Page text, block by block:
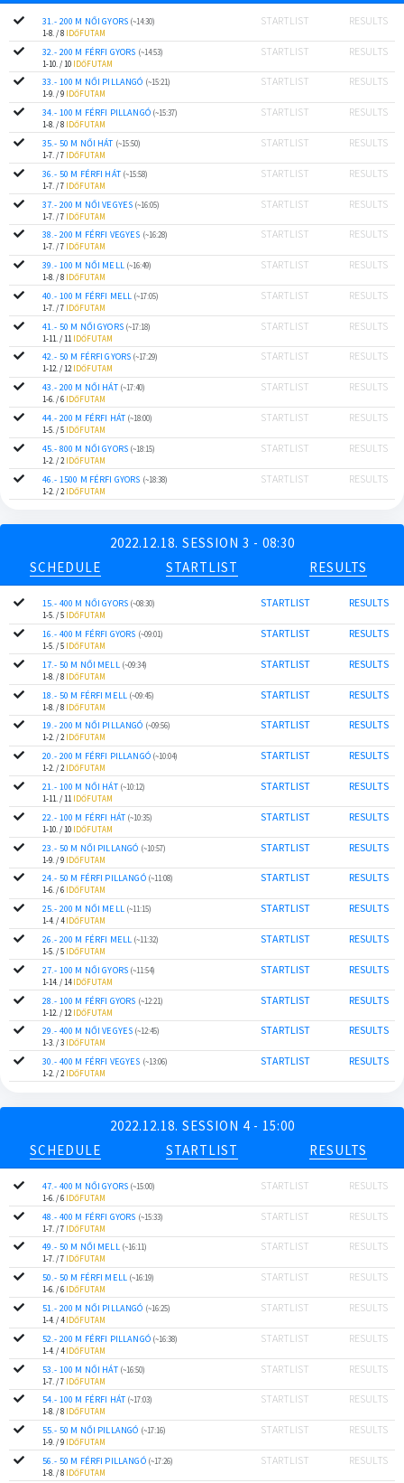
31.- 200 M NŐI GYORS (~14:30)
1-8. / 8 IDŐFUTAM
STARTLIST RESULTS
32.- 200 M FÉRFI GYORS (~14:53)
1-10. / 10 IDŐFUTAM
STARTLIST RESULTS
33.- 100 M NŐI PILLANGÓ (~15:21)
1-9. / 9
IDŐFUTAM
STARTLIST RESULTS
34.- 100 M FÉRFI PILLANGÓ (~15:37)
1-8. / 8 IDŐFUTAM
STARTLIST RESULTS
35.- 50 M NŐI HÁT (~15:50)
1-7. / 7 IDŐFUTAM
STARTLIST RESULTS
36.- 50 M FÉRFI HÁT (~15:58)
1-7. / 7 IDŐFUTAM
STARTLIST RESULTS
37.- 200 M NŐI VEGYES (~16:05)
1-7. / 7 IDŐFUTAM
STARTLIST RESULTS
38.- 200 M FÉRFI VEGYES (~16:28)
1-7. / 7 IDŐFUTAM
STARTLIST RESULTS
39.- 100 M NŐI MELL (~16:49)
1-8. / 8 IDŐFUTAM
STARTLIST RESULTS
40.- 100 M FÉRFI MELL (~17:05)
1-7. / 7 IDŐFUTAM
STARTLIST RESULTS
41.- 50 M NŐI GYORS (~17:18)
1-11. / 11 IDŐFUTAM
STARTLIST RESULTS
42.- 50 M FÉRFI GYORS (~17:29)
1-12. / 12 IDŐFUTAM
STARTLIST RESULTS
43.- 200 M NŐI HÁT (~17:40)
1-6. / 6 IDŐFUTAM
STARTLIST RESULTS
44.- 200 M FÉRFI HÁT (~18:00)
1-5. / 5 IDŐFUTAM
STARTLIST RESULTS
45.- 800 M NŐI GYORS (~18:15)
1-2. / 2 IDŐFUTAM
STARTLIST RESULTS
46.- 1500 M FÉRFI GYORS (~18:38)
1-2. / 2 IDŐFUTAM
STARTLIST RESULTS
2022.12.18. SESSION 3 - 08:30
SCHEDULE
STARTLIST RESULTS
15.- 400 M NŐI GYORS (~08:30)
1-5. / 5 IDŐFUTAM
STARTLIST RESULTS
16.- 400 M FÉRFI GYORS (~09:01)
1-5. / 5 IDŐFUTAM
STARTLIST RESULTS
17.- 50 M NŐI MELL (~09:34)
1-8. / 8 IDŐFUTAM
STARTLIST RESULTS
18.- 50 M FÉRFI MELL (~09:45)
1-8. / 8 IDŐFUTAM
STARTLIST RESULTS
19.- 200 M NŐI PILLANGÓ (~09:56)
1-2. / 2 IDŐFUTAM
STARTLIST RESULTS
20.- 200 M FÉRFI PILLANGÓ (~10:04)
1-2. / 2IDŐFUTAM
STARTLIST RESULTS
21.- 100 M NŐI HÁT (~10:12)
1-11. / 11 IDŐFUTAM
STARTLIST RESULTS
22.- 100 M FÉRFI HÁT (~10:35)
1-10. / 10 IDŐFUTAM
STARTLIST RESULTS
23.- 50 M NŐI PILLANGÓ (~10:57)
1-9. / 9 IDŐFUTAM
STARTLIST RESULTS
24.- 50 M FÉRFI PILLANGÓ (~11:08)
1-6. / 6
IDŐFUTAM
STARTLIST RESULTS
25.- 200 M NŐI MELL (~11:15)
1-4. / 4IDŐFUTAM
STARTLIST RESULTS
26.- 200 M FÉRFI MELL (~11:32)
1-5. / 5 IDŐFUTAM
STARTLIST RESULTS
27.- 100 M NŐI GYORS (~11:54)
1-14. / 14IDŐFUTAM
STARTLIST RESULTS
28.- 100 M FÉRFI GYORS (~12:21)
1-12. / 12 IDŐFUTAM
STARTLIST RESULTS
29.- 400 M NŐI VEGYES (~12:45)
1-3. / 3 IDŐFUTAM
STARTLIST RESULTS
30.- 400 M FÉRFI VEGYES (~13:06)
1-2. / 2 IDŐFUTAM
STARTLIST RESULTS
2022.12.18. SESSION 4 - 15:00
SCHEDULE
STARTLIST RESULTS
47.- 400 M NŐI GYORS (~15:00)
1-6. / 6 IDŐFUTAM
STARTLIST RESULTS
48.- 400 M FÉRFI GYORS (~15:33)
1-7. / 7 IDŐFUTAM
STARTLIST RESULTS
49.- 50 M NŐI MELL (~16:11)
1-7. / 7
IDŐFUTAM
STARTLIST RESULTS
50.- 50 M FÉRFI MELL (~16:19)
1-6. / 6 IDŐFUTAM
STARTLIST RESULTS
51.- 200 M NŐI PILLANGÓ (~16:25)
1-4. / 4IDŐFUTAM
STARTLIST RESULTS
52.- 200 M FÉRFI PILLANGÓ (~16:38)
1-4. / 4IDŐFUTAM
STARTLIST RESULTS
53.- 100 M NŐI HÁT (~16:50)
1-7. / 7 IDŐFUTAM
STARTLIST RESULTS
54.- 100 M FÉRFI HÁT (~17:03)
1-8. / 8 IDŐFUTAM
STARTLIST RESULTS
55.- 50 M NŐI PILLANGÓ (~17:16)
1-9. / 9 IDŐFUTAM
STARTLIST RESULTS
56.- 50 M FÉRFI PILLANGÓ (~17:26)
1-8. / 8 IDŐFUTAM
STARTLIST RESULTS